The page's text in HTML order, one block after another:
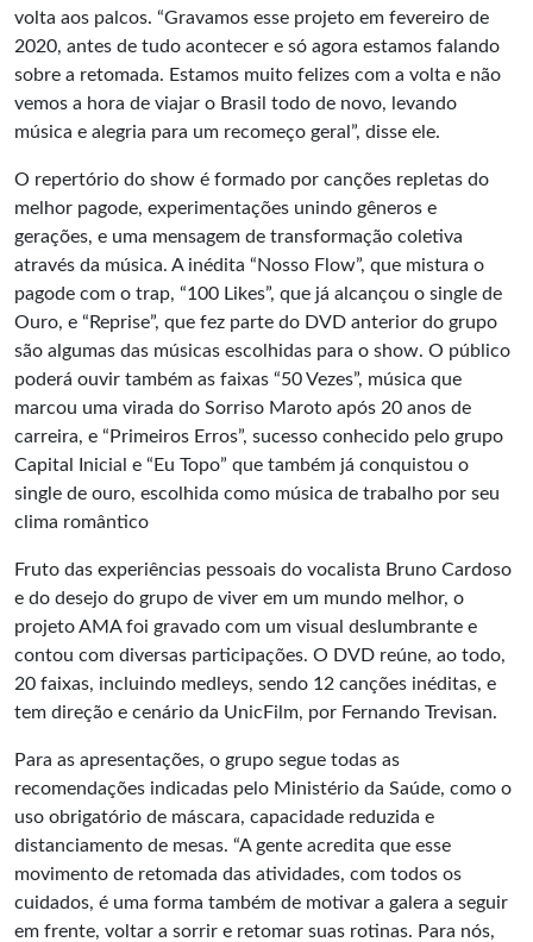
volta aos palcos. “Gravamos esse projeto em fevereiro de
2020, antes de tudo acontecer e só agora estamos falando
sobre a retomada. Estamos muito felizes com a volta e não
vemos a hora de viajar o Brasil todo de novo, levando
música e alegria para um recomeço geral”, disse ele.
O repertório do show é formado por canções repletas do
melhor pagode, experimentações unindo gêneros e
gerações, e uma mensagem de transformação coletiva
através da música. A inédita “Nosso Flow”, que mistura o
pagode com o trap, “100 Likes”, que já alcançou o single de
Ouro, e “Reprise”, que fez parte do DVD anterior do grupo
são algumas das músicas escolhidas para o show. O público
poderá ouvir também as faixas “50 Vezes”, música que
marcou uma virada do Sorriso Maroto após 20 anos de
carreira, e “Primeiros Erros”, sucesso conhecido pelo grupo
Capital Inicial e “Eu Topo” que também já conquistou o
single de ouro, escolhida como música de trabalho por seu
clima romântico
Fruto das experiências pessoais do vocalista Bruno Cardoso
e do desejo do grupo de viver em um mundo melhor, o
projeto AMA foi gravado com um visual deslumbrante e
contou com diversas participações. O DVD reúne, ao todo,
20 faixas, incluindo medleys, sendo 12 canções inéditas, e
tem direção e cenário da UnicFilm, por Fernando Trevisan.
Para as apresentações, o grupo segue todas as
recomendações indicadas pelo Ministério da Saúde, como o
uso obrigatório de máscara, capacidade reduzida e
distanciamento de mesas. “A gente acredita que esse
movimento de retomada das atividades, com todos os
cuidados, é uma forma também de motivar a galera a seguir
em frente, voltar a sorrir e retomar suas rotinas. Para nós,